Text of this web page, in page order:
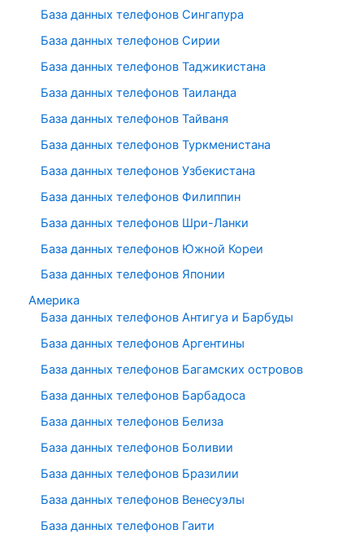
База данных телефонов Сингапура
База данных телефонов Сирии
База данных телефонов Таджикистана
База данных телефонов Таиланда
База данных телефонов Тайваня
База данных телефонов Туркменистана
База данных телефонов Узбекистана
База данных телефонов Филиппин
База данных телефонов Шри-Ланки
База данных телефонов Южной Кореи
База данных телефонов Японии
Америка
База данных телефонов Антигуа и Барбуды
База данных телефонов Аргентины
База данных телефонов Багамских островов
База данных телефонов Барбадоса
База данных телефонов Белиза
База данных телефонов Боливии
База данных телефонов Бразилии
База данных телефонов Венесуэлы
База данных телефонов Гаити